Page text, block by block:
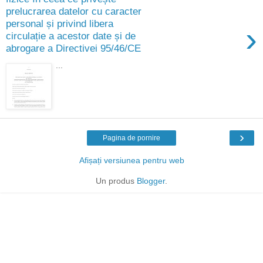
prelucrarea datelor cu caracter
personal și privind libera
circulație a acestor date și de
abrogare a Directivei 95/46/CE
›
›
Pagina de pornire
Afișați versiunea pentru web
Un produs Blogger.